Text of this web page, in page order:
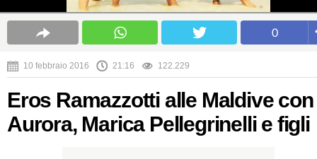
0
10 febbraio 2016 21:16 122.229
Eros Ramazzotti alle Maldive con
Aurora, Marica Pellegrinelli e figli